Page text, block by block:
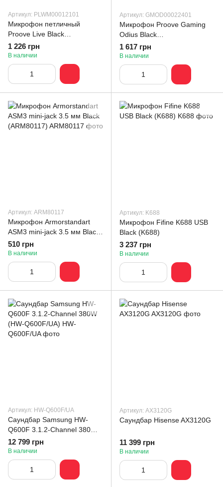
Артикул: PLWM00012101
Микрофон петличный
Proove Live Black
(PLWM00012101)
1 226 грн
В наличии
Артикул: GMOD00022401
Микрофон Proove Gaming
Odius Black
(GMOD00022401)
1 617 грн
В наличии
Артикул: ARM80117
Микрофон Armorstandart
ASM3 mini-jack 3.5 мм Black
(ARM80117)
510 грн
В наличии
Артикул: K688
Микрофон Fifine K688 USB
Black (K688)
3 237 грн
В наличии
Артикул: HW-Q600F/UA
Саундбар Samsung HW-
Q600F 3.1.2-Channel 380W
(HW-Q600F/UA)
12 799 грн
В наличии
Артикул: AX3120G
Саундбар Hisense AX3120G
11 399 грн
В наличии